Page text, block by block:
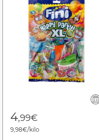
4,99€
9,98€/kilo